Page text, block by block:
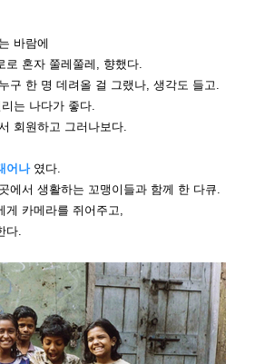
바람에
혼자 쭐레쭐레, 향했다.
구 한 명 데려올 걸 그랬나, 생각도 들고.
는 나다가 좋다.
회원하고 그러나보다.
어나 였다.
에서 생활하는 꼬맹이들과 함께 한 다큐.
카메라를 쥐어주고,
다.